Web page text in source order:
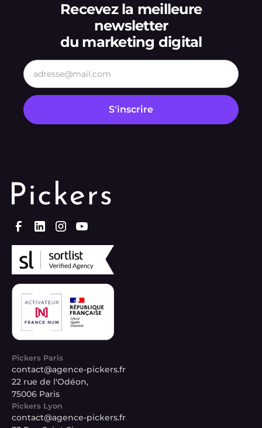
Recevez la meilleure
newsletter
du marketing digital
Pickers Paris
contact@agence-pickers.fr
22 rue de l'Odéon,
75006 Paris
Pickers Lyon
contact@agence-pickers.fr